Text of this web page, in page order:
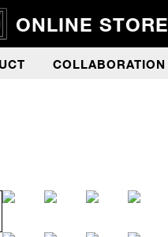
ONLINE STORE
COLLABORATION